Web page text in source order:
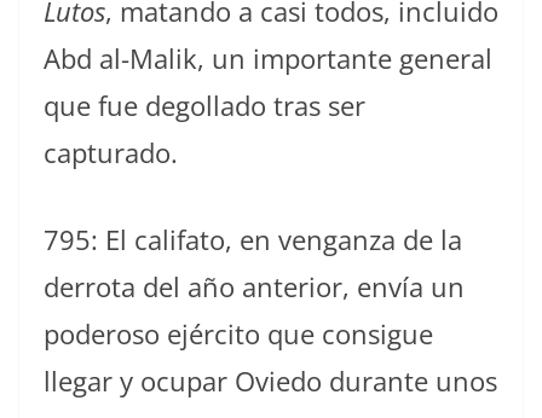
Lutos, matando a casi todos, incluido
Abd al-Malik, un importante general
que fue degollado tras ser
capturado.
795: El califato, en venganza de la
derrota del año anterior, envía un
poderoso ejército que consigue
llegar y ocupar Oviedo durante unos